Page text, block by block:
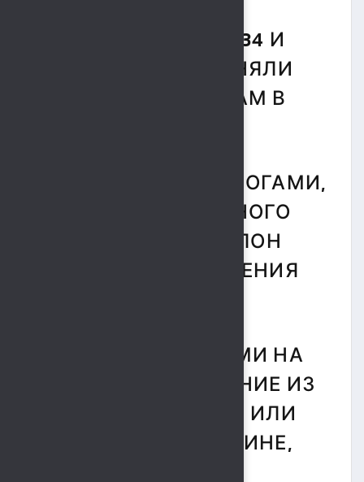
№23, №17, №135, №134 И
№29. ДЕТИ ВЫПОЛНЯЛИ
ТЕСТЫ ПО ПРЫЖКАМ В
ТОЛЧКОМ ДВУМЯ НОГАМИ,
МЕТАНИЕ ТЕННИСНОГО
МЯЧА В ЦЕЛЬ, НАКЛОН
ВПЕРЕД ИЗ ПОЛОЖЕНИЯ
С ПРЯМЫМИ НОГАМИ НА
ПОЛУ, ПОДТЯГИВАНИЕ ИЗ
ВИСА НА ВЫСОКОЙ ИЛИ
НИЗКОЙ ПЕРЕКЛАДИНЕ,